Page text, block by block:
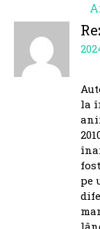
la
pe